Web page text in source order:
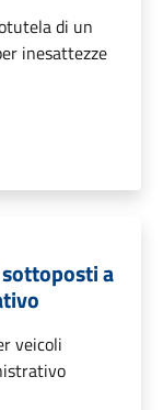
di un
inesattezze
a
veicoli